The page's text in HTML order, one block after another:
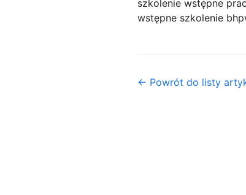
szkolenie wstępne
wstępne szkolenie bhp
← Powrót do listy